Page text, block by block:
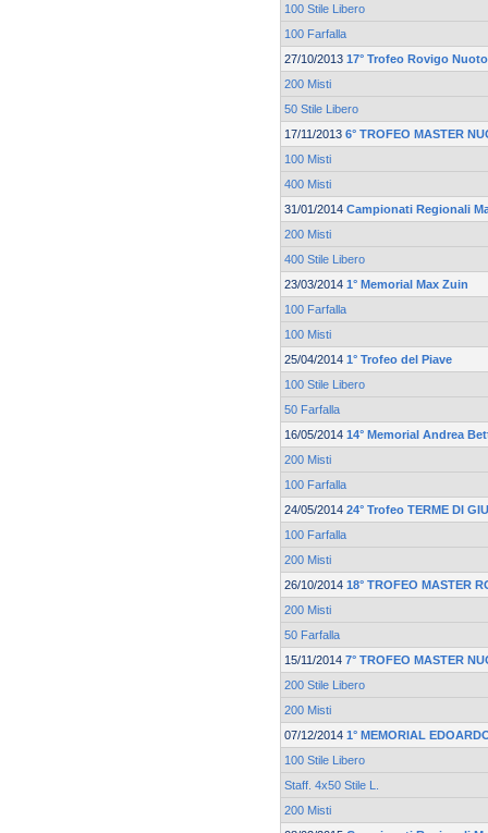
100 Stile Libero
100 Farfalla
27/10/2013 17° Trofeo Rovigo
200 Misti
50 Stile Libero
17/11/2013 6° TROFEO MASTER
100 Misti
400 Misti
31/01/2014 Campionati Regionali
200 Misti
400 Stile Libero
23/03/2014 1° Memorial Max Zuin
100 Farfalla
100 Misti
25/04/2014 1° Trofeo del Piave
100 Stile Libero
50 Farfalla
16/05/2014 14° Memorial Andrea
200 Misti
100 Farfalla
24/05/2014 24° Trofeo TERME DI
100 Farfalla
200 Misti
26/10/2014 18° TROFEO MASTER
200 Misti
50 Farfalla
15/11/2014 7° TROFEO MASTER
200 Stile Libero
200 Misti
07/12/2014 1° MEMORIAL
100 Stile Libero
Staff. 4x50 Stile L.
200 Misti